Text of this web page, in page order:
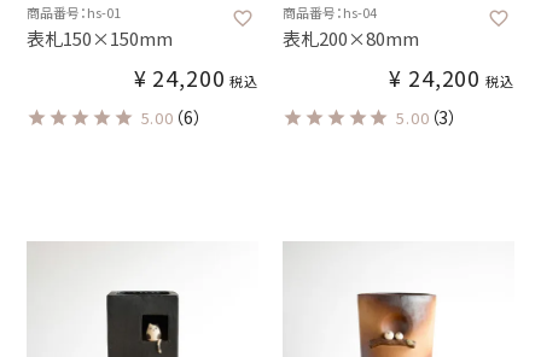
商品番号：hs-01
表札150×150mm
¥ 24,200 税込
5.00 （6）
商品番号：hs-04
表札200×80mm
¥ 24,200 税込
5.00 （3）